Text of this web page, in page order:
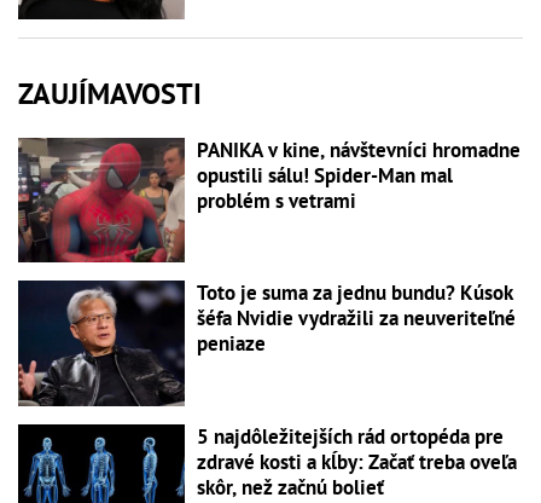
ZAUJÍMAVOSTI
PANIKA v kine, návštevníci hromadne
opustili sálu! Spider-Man mal
problém s vetrami
Toto je suma za jednu bundu? Kúsok
šéfa Nvidie vydražili za neuveriteľné
peniaze
5 najdôležitejších rád ortopéda pre
zdravé kosti a kĺby: Začať treba oveľa
skôr, než začnú bolieť